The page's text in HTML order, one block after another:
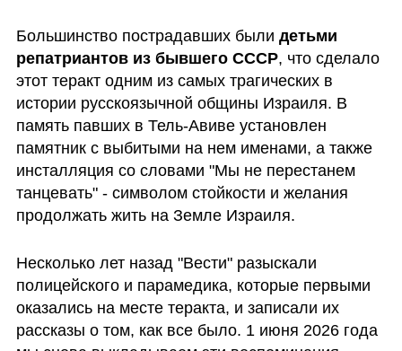
Большинство пострадавших были детьми
репатриантов из бывшего СССР, что сделало
этот теракт одним из самых трагических в
истории русскоязычной общины Израиля. В
память павших в Тель-Авиве установлен
памятник с выбитыми на нем именами, а также
инсталляция со словами "Мы не перестанем
танцевать" - символом стойкости и желания
продолжать жить на Земле Израиля.
Несколько лет назад "Вести" разыскали
полицейского и парамедика, которые первыми
оказались на месте теракта, и записали их
рассказы о том, как все было. 1 июня 2026 года